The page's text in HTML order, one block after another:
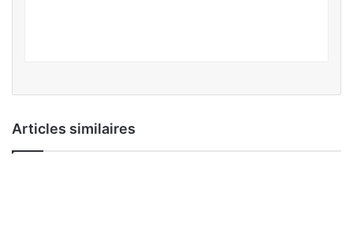
Articles similaires